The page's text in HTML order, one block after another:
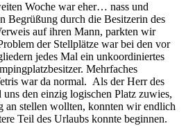
Woche war eher… nass und
Begrüßung durch die Besitzerin des
auf ihren Mann, parkten wir
der Stellplätze war bei den vor
jedes Mal ein unkoordiniertes
Mehrfaches
war da normal. Als der Herr des
den einzig logischen Platz zuwies,
an stellen wollten, konnten wir endlich
Teil des Urlaubs konnte beginnen.